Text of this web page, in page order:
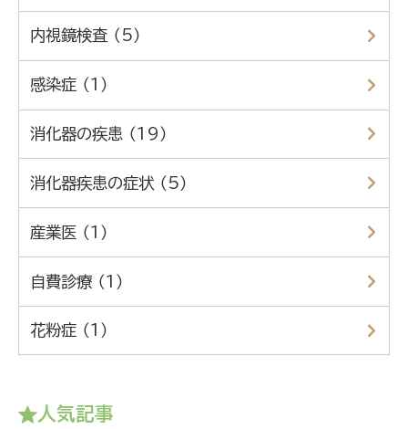
内視鏡検査 （5）
感染症 （1）
消化器の疾患 （19）
消化器疾患の症状 （5）
産業医 （1）
自費診療 （1）
花粉症 （1）
人気記事